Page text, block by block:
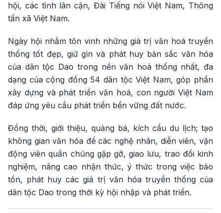
hội, các tỉnh lân cận, Đài Tiếng nói Việt Nam, Thông
tấn xã Việt Nam.
Ngày hội nhằm tôn vinh những giá trị văn hoá truyền
thống tốt đẹp, giữ gìn và phát huy bản sắc văn hóa
của dân tộc Dao trong nền văn hoá thống nhất, đa
dạng của cộng đồng 54 dân tộc Việt Nam, góp phần
xây dựng và phát triển văn hoá, con người Việt Nam
đáp ứng yêu cầu phát triển bền vững đất nước.
Đồng thời, giới thiệu, quảng bá, kích cầu du lịch; tạo
không gian văn hóa để các nghệ nhân, diễn viên, vận
động viên quần chúng gặp gỡ, giao lưu, trao đổi kinh
nghiệm, nâng cao nhận thức, ý thức trong việc bảo
tồn, phát huy các giá trị văn hóa truyền thống của
dân tộc Dao trong thời kỳ hội nhập và phát triển.